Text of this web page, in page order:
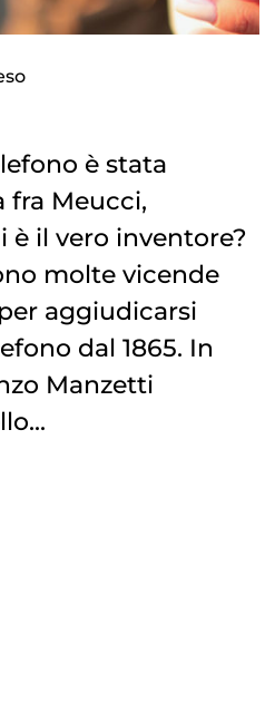
è stata
fra Meucci,
è il vero inventore?
molte vicende
aggiudicarsi
dal 1865. In
Manzetti